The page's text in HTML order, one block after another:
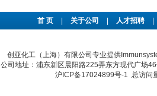
首 页 关于公司 人才招聘
创亚化工（上海）有限公司专业提供
公司地址：浦东新区晨阳路225弄东方现代广场
沪ICP备17024899号-1 总访问